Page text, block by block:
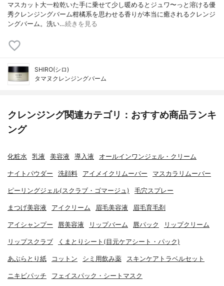
マスカット大一粒乾いた手に乗せて少し暖めるとジュワ〜っと溶ける優
秀クレンジングバーム柑橘系を思わせる香りが本当に癒されるクレンジ
ングバーム。洗い…続きを見る
SHIRO(シロ)
タマヌクレンジングバーム
クレンジング関連カテゴリ：おすすめ商品ランキ
ング
化粧水 乳液 美容液 導入液 オールインワンジェル・クリーム
ナイトパウダー 洗顔料 アイメイクリムーバー マスカラリムーバー
ピーリングジェル(スクラブ・ゴマージュ) 毛穴スプレー
まつげ美容液 アイクリーム 眉毛美容液 眉毛育毛剤
アイシャンプー 唇美容液 リップバーム 唇パック リップクリーム
リップスクラブ くまとりシート(目元ケアシート・パック)
あぶらとり紙 コットン シミ用飲み薬 スキンケアトラベルセット
ニキビパッチ フェイスパック・シートマスク